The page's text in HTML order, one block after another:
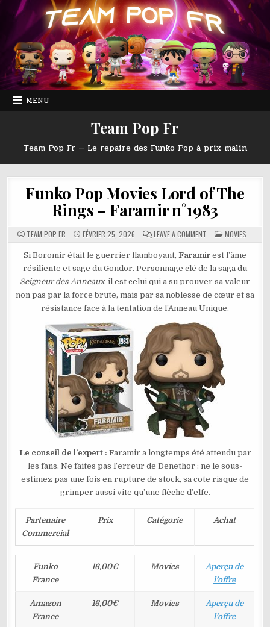
content
MENU
Team Pop Fr
Team Pop Fr — Le repaire des Funko Pop à prix malin
Funko Pop Movies Lord of The
Rings – Faramir n°1983
TEAM POP FR FÉVRIER 25, 2026 LEAVE A COMMENT
FUNKO
MOVIES
OF
RINGS
–
FARAMIR
N°1983
POSTED
IN
MOVIES
Si Boromir était le guerrier flamboyant, Faramir est l’âme
résiliente et sage du Gondor. Personnage clé de la saga du
Seigneur des Anneaux, il est celui qui a su prouver sa valeur
non pas par la force brute, mais par sa noblesse de cœur et sa
résistance face à la tentation de l’Anneau Unique.
Le conseil de l’expert : Faramir a longtemps été attendu par
les fans. Ne faites pas l’erreur de Denethor : ne le sous-
estimez pas une fois en rupture de stock, sa cote risque de
grimper aussi vite qu’une flèche d’elfe.
Partenaire
Commercial
Prix Catégorie Achat
Funko
France
16,00€ Movies
Aperçu de
l’offre
Amazon
France
16,00€ Movies
Aperçu de
l’offre